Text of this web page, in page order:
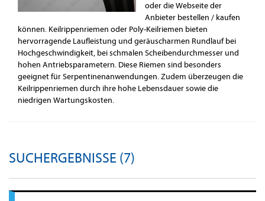
oder die Webseite der
Anbieter bestellen / kaufen
können. Keilrippenriemen oder Poly-Keilriemen bieten
hervorragende Laufleistung und geräuscharmen Rundlauf bei
Hochgeschwindigkeit, bei schmalen Scheibendurchmesser und
hohen Antriebsparametern. Diese Riemen sind besonders
geeignet für Serpentinenanwendungen. Zudem überzeugen die
Keilrippenriemen durch ihre hohe Lebensdauer sowie die
niedrigen Wartungskosten.
SUCHERGEBNISSE (7)